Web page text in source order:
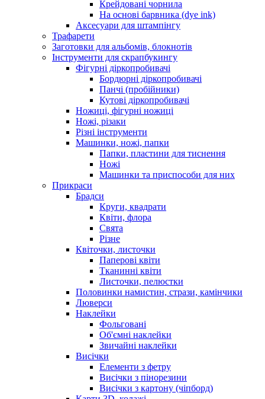
Крейдовані чорнила
На основі барвника (dye ink)
Аксесуари для штампінгу
Трафарети
Заготовки для альбомів, блокнотів
Інструменти для скрапбукингу
Фігурні діркопробивачі
Бордюрні діркопробивачі
Панчі (пробійники)
Кутові діркопробивачі
Ножиці, фігурні ножиці
Ножі, різаки
Різні інструменти
Машинки, ножі, папки
Папки, пластини для тиснення
Ножі
Машинки та приспособи для них
Прикраси
Брадси
Круги, квадрати
Квіти, флора
Свята
Різне
Квіточки, листочки
Паперові квіти
Тканинні квіти
Листочки, пелюстки
Половинки намистин, стрази, камінчики
Люверси
Наклейки
Фольговані
Об'ємні наклейки
Звичайні наклейки
Висічки
Елементи з фетру
Висічки з пінорезини
Висічки з картону (чіпборд)